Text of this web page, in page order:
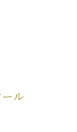
ル